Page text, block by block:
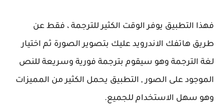
فهذا التطبيق يوفر الوقت الكثير للترجمة ، فقط عن
طريق هاتفك الاندرويد عليك بتصوير الصورة ثم اختيار
لغة الترجمة وهو سيقوم بترجمة فورية وسريعة للنص
الموجود على الصور , التطبيق يحمل الكثير من المميزات
وهو سهل الاستخدام للجميع.